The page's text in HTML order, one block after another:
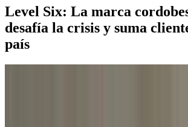
Level Six: La marca
desafía la crisis y suma
país